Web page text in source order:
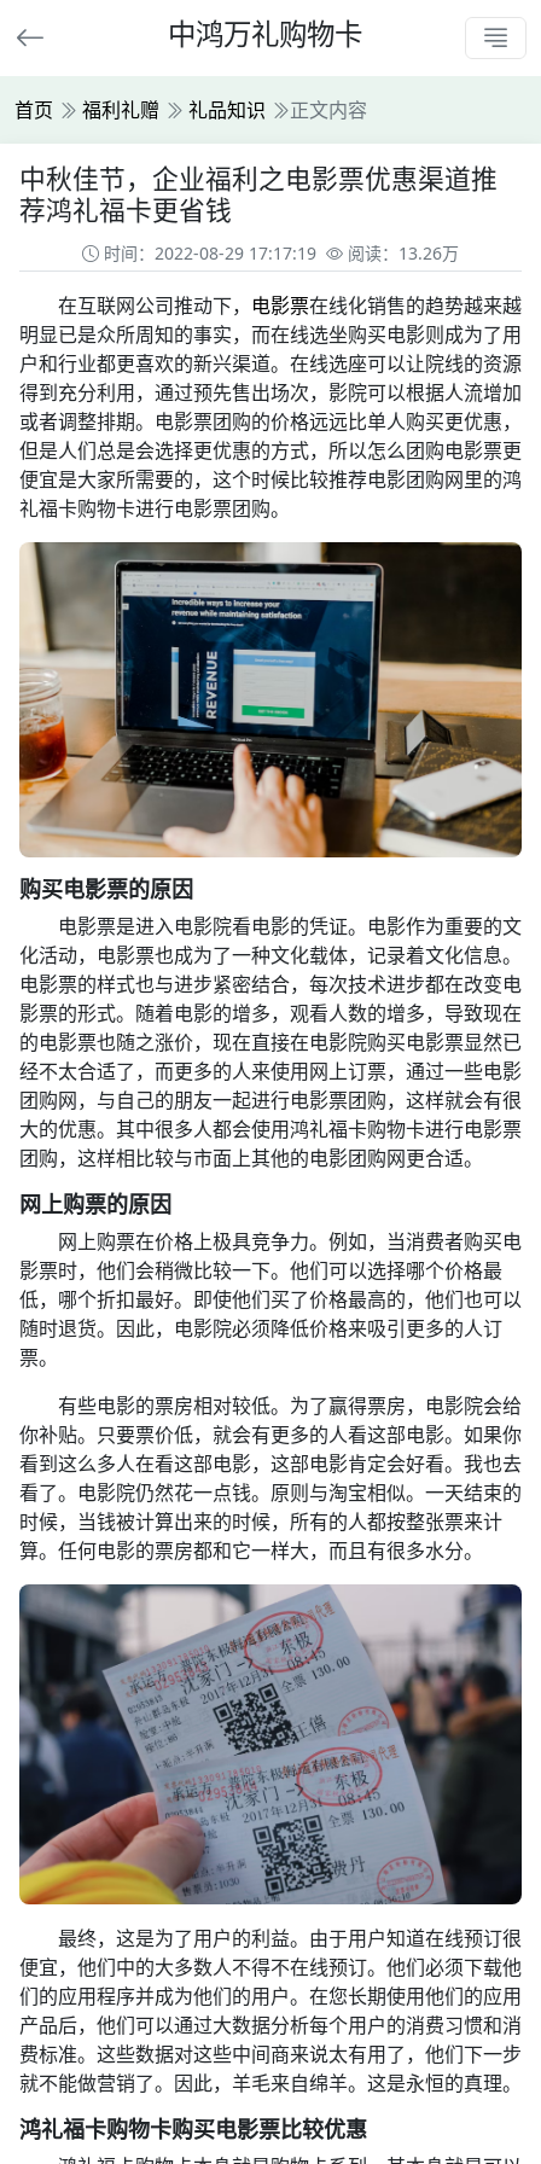
中鸿万礼购物卡
首页 福利礼赠 礼品知识 正文内容
中秋佳节，企业福利之电影票优惠渠道推
荐鸿礼福卡更省钱
时间：2022-08-29 17:17:19 阅读：13.26万
在互联网公司推动下， 电影票在线化销售的趋势越来越
明显已是众所周知的事实，而在线选坐购买电影则成为了用
户和行业都更喜欢的新兴渠道。在线选座可以让院线的资源
得到充分利用，通过预先售出场次，影院可以根据人流增加
或者调整排期。电影票团购的价格远远比单人购买更优惠，
但是人们总是会选择更优惠的方式，所以怎么团购电影票更
便宜是大家所需要的，这个时候比较推荐电影团购网里的鸿
礼福卡购物卡进行电影票团购。
购买电影票的原因
电影票是进入电影院看电影的凭证。电影作为重要的文
化活动，电影票也成为了一种文化载体，记录着文化信息。
电影票的样式也与进步紧密结合，每次技术进步都在改变电
影票的形式。随着电影的增多，观看人数的增多，导致现在
的电影票也随之涨价，现在直接在电影院购买电影票显然已
经不太合适了，而更多的人来使用网上订票，通过一些电影
团购网，与自己的朋友一起进行电影票团购，这样就会有很
大的优惠。其中很多人都会使用鸿礼福卡购物卡进行电影票
团购，这样相比较与市面上其他的电影团购网更合适。
网上购票的原因
网上购票在价格上极具竞争力。例如，当消费者购买电
影票时，他们会稍微比较一下。他们可以选择哪个价格最
低，哪个折扣最好。即使他们买了价格最高的，他们也可以
随时退货。因此，电影院必须降低价格来吸引更多的人订
票。
有些电影的票房相对较低。为了赢得票房，电影院会给
你补贴。只要票价低，就会有更多的人看这部电影。如果你
看到这么多人在看这部电影，这部电影肯定会好看。我也去
看了。电影院仍然花一点钱。原则与淘宝相似。一天结束的
时候，当钱被计算出来的时候，所有的人都按整张票来计
算。任何电影的票房都和它一样大，而且有很多水分。
最终，这是为了用户的利益。由于用户知道在线预订很
便宜，他们中的大多数人不得不在线预订。他们必须下载他
们的应用程序并成为他们的用户。在您长期使用他们的应用
产品后，他们可以通过大数据分析每个用户的消费习惯和消
费标准。这些数据对这些中间商来说太有用了，他们下一步
就不能做营销了。因此，羊毛来自绵羊。这是永恒的真理。
鸿礼福卡购物卡购买电影票比较优惠